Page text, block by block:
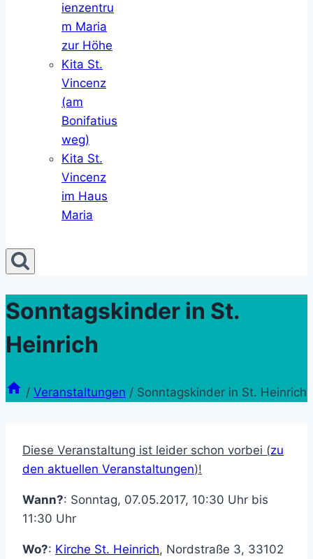
ienzentru
m Maria
zur Höhe
Kita St.
Vincenz
(am
Bonifatius
weg)
Kita St.
Vincenz
im Haus
Maria
Sonntagskinder in St.
Heinrich
/ Veranstaltungen / Sonntagskinder in St. Heinrich
Diese Veranstaltung ist leider schon vorbei (zu
den aktuellen Veranstaltungen)!
Wann?: Sonntag, 07.05.2017, 10:30 Uhr bis
11:30 Uhr
Wo?: Kirche St. Heinrich, Nordstraße 3, 33102